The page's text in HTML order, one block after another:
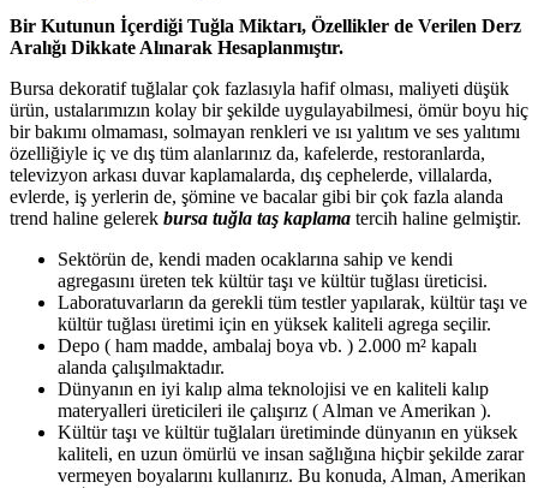
Bir Kutunun İçerdiği Tuğla Miktarı, Özellikler de Verilen Derz
Aralığı Dikkate Alınarak Hesaplanmıştır.
Bursa dekoratif tuğlalar çok fazlasıyla hafif olması, maliyeti düşük
ürün, ustalarımızın kolay bir şekilde uygulayabilmesi, ömür boyu hiç
bir bakımı olmaması, solmayan renkleri ve ısı yalıtım ve ses yalıtımı
özelliğiyle iç ve dış tüm alanlarınız da, kafelerde, restoranlarda,
televizyon arkası duvar kaplamalarda, dış cephelerde, villalarda,
evlerde, iş yerlerin de, şömine ve bacalar gibi bir çok fazla alanda
trend haline gelerek bursa tuğla taş kaplama tercih haline gelmiştir.
Sektörün de, kendi maden ocaklarına sahip ve kendi
agregasını üreten tek kültür taşı ve kültür tuğlası üreticisi.
Laboratuvarların da gerekli tüm testler yapılarak, kültür taşı ve
kültür tuğlası üretimi için en yüksek kaliteli agrega seçilir.
Depo ( ham madde, ambalaj boya vb. ) 2.000 m² kapalı
alanda çalışılmaktadır.
Dünyanın en iyi kalıp alma teknolojisi ve en kaliteli kalıp
materyalleri üreticileri ile çalışırız ( Alman ve Amerikan ).
Kültür taşı ve kültür tuğlaları üretiminde dünyanın en yüksek
kaliteli, en uzun ömürlü ve insan sağlığına hiçbir şekilde zarar
vermeyen boyalarını kullanırız. Bu konuda, Alman, Amerikan